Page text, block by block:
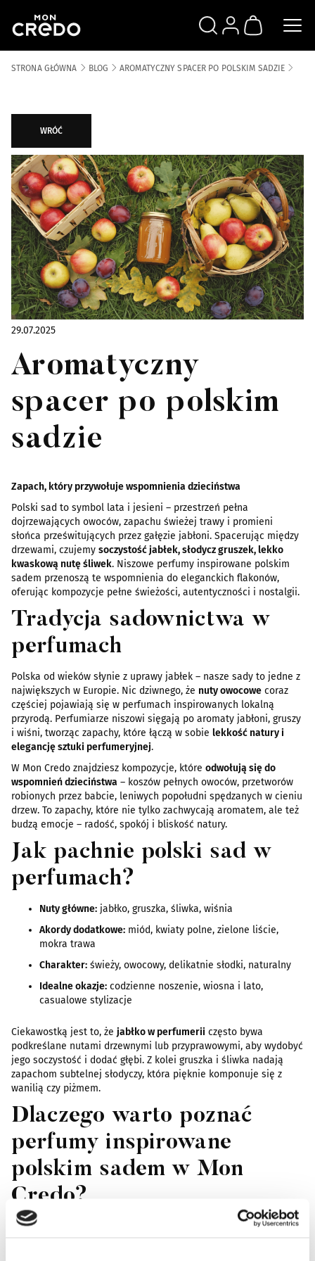
SZUKAJZALOGUJ SIĘ
KOSZYK
STRONA GŁÓWNA BLOG AROMATYCZNY SPACER PO POLSKIM SADZIE
WRÓĆ
29.07.2025
Aromatyczny
spacer po polskim
sadzie
Zapach, który przywołuje wspomnienia dzieciństwa
Polski sad to symbol lata i jesieni – przestrzeń pełna
dojrzewających owoców, zapachu świeżej trawy i promieni
słońca prześwitujących przez gałęzie jabłoni. Spacerując między
drzewami, czujemy soczystość jabłek, słodycz gruszek, lekko
kwaskową nutę śliwek. Niszowe perfumy inspirowane polskim
sadem przenoszą te wspomnienia do eleganckich flakonów,
oferując kompozycje pełne świeżości, autentyczności i nostalgii.
Tradycja sadownictwa w
perfumach
Polska od wieków słynie z uprawy jabłek – nasze sady to jedne z
największych w Europie. Nic dziwnego, że nuty owocowe coraz
częściej pojawiają się w perfumach inspirowanych lokalną
przyrodą. Perfumiarze niszowi sięgają po aromaty jabłoni, gruszy
i wiśni, tworząc zapachy, które łączą w sobie lekkość natury i
elegancję sztuki perfumeryjnej.
W Mon Credo znajdziesz kompozycje, które odwołują się do
wspomnień dzieciństwa – koszów pełnych owoców, przetworów
robionych przez babcie, leniwych popołudni spędzanych w cieniu
drzew. To zapachy, które nie tylko zachwycają aromatem, ale też
budzą emocje – radość, spokój i bliskość natury.
Jak pachnie polski sad w
perfumach?
Nuty główne: jabłko, gruszka, śliwka, wiśnia
Akordy dodatkowe: miód, kwiaty polne, zielone liście,
mokra trawa
Charakter: świeży, owocowy, delikatnie słodki, naturalny
Idealne okazje: codzienne noszenie, wiosna i lato,
casualowe stylizacje
Ciekawostką jest to, że jabłko w perfumerii często bywa
podkreślane nutami drzewnymi lub przyprawowymi, aby wydobyć
jego soczystość i dodać głębi. Z kolei gruszka i śliwka nadają
zapachom subtelnej słodyczy, która pięknie komponuje się z
wanilią czy piżmem.
Dlaczego warto poznać
perfumy inspirowane
polskim sadem w Mon
Credo?
Mon Credo promuje
, które stawiają